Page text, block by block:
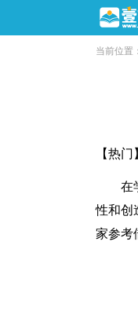
当前位置：
【热
在学
性和创
家参考